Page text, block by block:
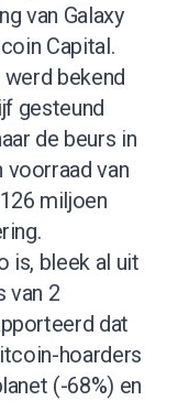
van Galaxy
Capital.
bekend
gesteund
de beurs in
van
miljoen
is, bleek al uit
van 2
dat
hoarders
(-68%) en